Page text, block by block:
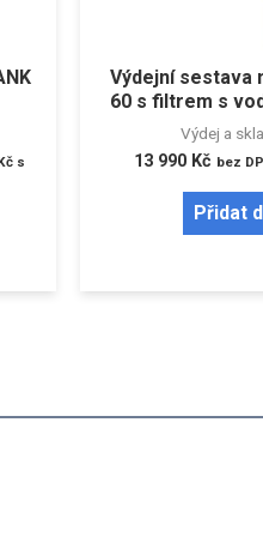
s
Výdejní sestava
60 s filtrem s
Výdej a
13 990 Kč bez
Přidat